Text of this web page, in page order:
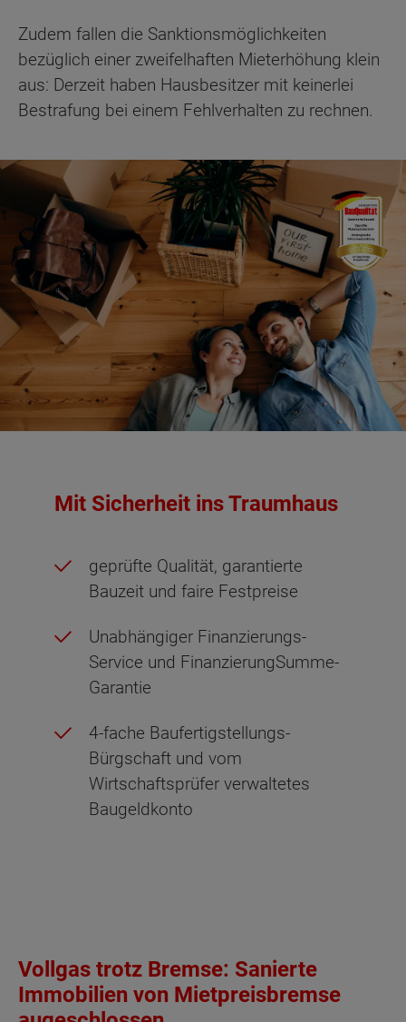
Zudem fallen die Sanktionsmöglichkeiten
bezüglich einer zweifelhaften Mieterhöhung klein
aus: Derzeit haben Hausbesitzer mit keinerlei
Bestrafung bei einem Fehlverhalten zu rechnen.
Mit Sicherheit ins Traumhaus
geprüfte Qualität, garantierte
Bauzeit und faire Festpreise
Unabhängiger Finanzierungs-
Service und FinanzierungSumme-
Garantie
4-fache Baufertigstellungs-
Bürgschaft und vom
Wirtschaftsprüfer verwaltetes
Baugeldkonto
Vollgas trotz Bremse: Sanierte
Immobilien von Mietpreisbremse